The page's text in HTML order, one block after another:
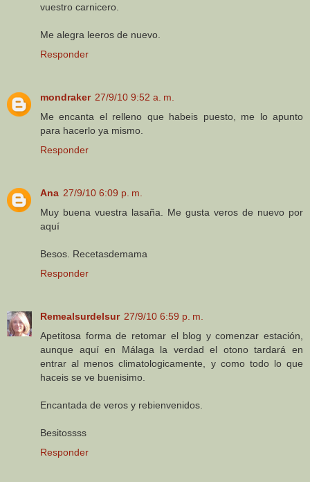
vuestro carnicero.
Me alegra leeros de nuevo.
Responder
mondraker 27/9/10 9:52 a. m.
Me encanta el relleno que habeis puesto, me lo apunto
para hacerlo ya mismo.
Responder
Ana 27/9/10 6:09 p. m.
Muy buena vuestra lasaña. Me gusta veros de nuevo por
aquí
Besos. Recetasdemama
Responder
Remealsurdelsur 27/9/10 6:59 p. m.
Apetitosa forma de retomar el blog y comenzar estación,
aunque aquí en Málaga la verdad el otono tardará en
entrar al menos climatologicamente, y como todo lo que
haceis se ve buenisimo.
Encantada de veros y rebienvenidos.
Besitossss
Responder